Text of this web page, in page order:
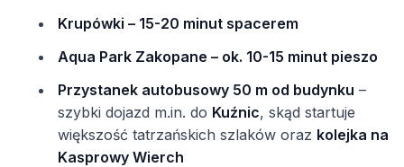
Krupówki – 15-20 minut spacerem
Aqua Park Zakopane – ok. 10-15 minut pieszo
Przystanek autobusowy 50 m od budynku –
szybki dojazd m.in. do Kuźnic, skąd startuje
większość tatrzańskich szlaków oraz kolejka na
Kasprowy Wierch